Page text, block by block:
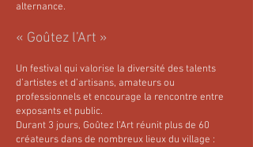
alternance.
« Goûtez l’Art »
Un festival qui valorise la diversité des talents
d’artistes et d’artisans, amateurs ou
professionnels et encourage la rencontre entre
exposants et public.
Durant 3 jours, Goûtez l’Art réunit plus de 60
créateurs dans de nombreux lieux du village :